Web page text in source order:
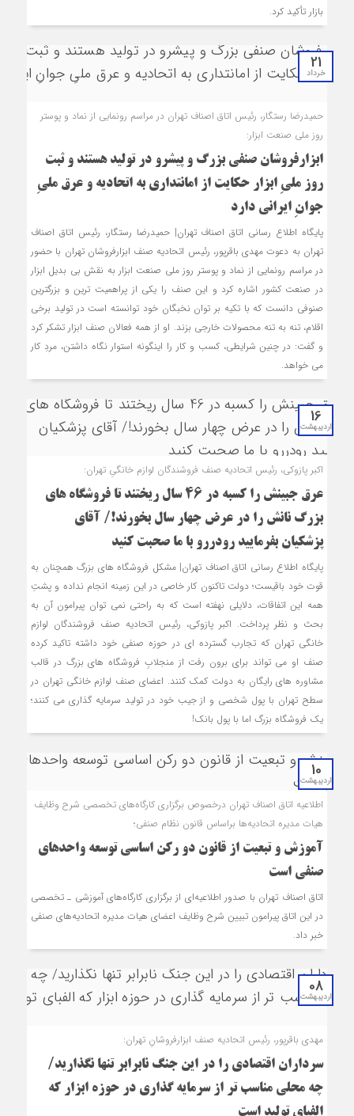
بازار تأکید کرد.
21
خرداد
حمیدرضا رستگار، رئیس اتاق اصناف تهران در مراسم رونمایی از نماد و پوستر
روز ملی صنعت ابزار:
ابزارفروشان صنفی بزرگ و پیشرو در تولید هستند و ثبت
روز ملیِ ابزار حکایت از امانتداری به اتحادیه و عرق ملیِ
جوانِ ایرانی دارد
پایگاه اطلاع رسانی اتاق اصناف تهران| حمیدرضا رستگار، رئیس اتاق اصناف
تهران به دعوت مهدی باقرپور، رئیس اتحادیه صنف ابزارفروشان تهران با حضور
در مراسم رونمایی از نماد و پوستر روز ملی صنعت ابزار به نقش بی بدیل ابزار
در صنعت کشور اشاره کرد و این صنف را یکی از پراهمیت ترین و بزرگترین
صنوفی دانست که با تکیه بر توان نخبگان خود توانسته است در تولید برخی
اقلام، تنه به تنه محصولات خارجی بزند. او از همه فعالان صنف ابزار تشکر کرد
و گفت: در چنین شرایطی، کسب و کار را اینگونه استوار نگاه داشتن، مردِ کار
می خواهد.
16
اردیبهشت
اکبر پازوکی، رئیس اتحادیه صنف فروشندگان لوازم خانگیِ تهران:
عرق جبینش را کسبه در 46 سال ریختند تا فروشگاه های
بزرگ نانش را در عرض چهار سال بخورند!/ آقای
پزشکیان بفرمایید رودررو با ما صحبت کنید
پایگاه اطلاع رسانی اتاق اصناف تهران| مشکل فروشگاه های بزرگ همچنان به
قوت خود باقیست؛ دولت تاکنون کار خاصی در این زمینه انجام نداده و پشتِ
همه این اتفاقات، دلایلی نهفته است که به راحتی نمی توان پیرامون آن به
بحث و نظر پرداخت. اکبر پازوکی، رئیس اتحادیه صنف فروشندگان لوازم
خانگی تهران که تجارب گسترده ای در حوزه صنفی خود داشته تاکید کرده
صنف او می تواند برای برون رفت از منجلابِ فروشگاه های بزرگ در قالب
مشاوره های رایگان به دولت کمک کنند. اعضای صنف لوازم خانگی تهران در
سطح تهران با پول شخصی و از جیب خود در تولید سرمایه گذاری می کنند؛
یک فروشگاه بزرگ اما با پول بانک!
10
اردیبهشت
اطلاعیه اتاق اصناف تهران درخصوص برگزاری کارگاه‌های تخصصی شرح وظایف
هیات مدیره اتحادیه‌ها براساس قانون نظام صنفی؛
آموزش و تبعیت از قانون دو رکن اساسی توسعه واحدهای
صنفی است
اتاق اصناف تهران با صدور اطلاعیه‌ای از برگزاری کارگاه‌های آموزشی ـ تخصصی
در این اتاق پیرامون تبیین شرح وظایف اعضای هیات مدیره اتحادیه‌های صنفی
خبر داد.
08
اردیبهشت
مهدی باقرپور، رئیس اتحادیه صنف ابزارفروشانِ تهران:
سرداران اقتصادی را در این جنگ نابرابر تنها نگذارید/
چه محلی مناسب تر از سرمایه گذاری در حوزه ابزار که
الفبای تولید است